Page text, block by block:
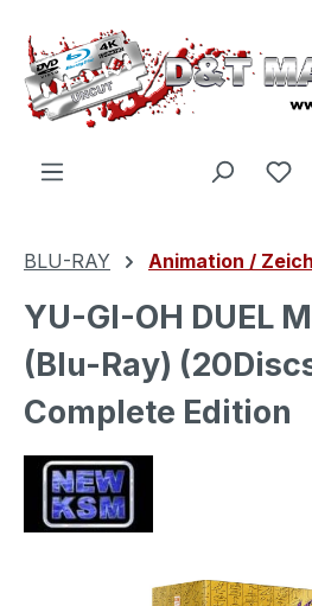
Zum Hauptinhalt springen
BLU-RAY Animation /
YU-GI-OH DUEL
(Blu-Ray)
Complete Edition
Bildergalerie überspringen